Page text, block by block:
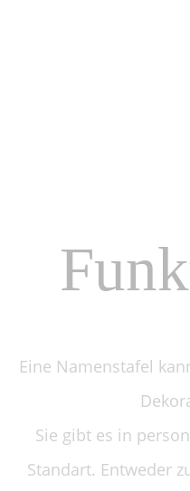
Eine Namenstafel
Sie gibt es in
Standart. Entweder